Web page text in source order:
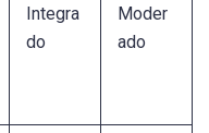
Integra
do
Moder
ado